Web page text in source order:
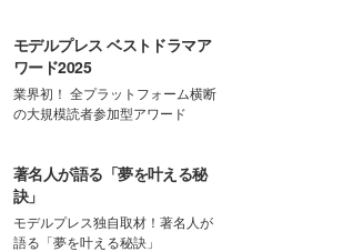
モデルプレス ベストドラマア
ワード2025
業界初！ 全プラットフォーム横断
の大規模読者参加型アワード
著名人が語る「夢を叶える秘
訣」
モデルプレス独自取材！著名人が
語る「夢を叶える秘訣」